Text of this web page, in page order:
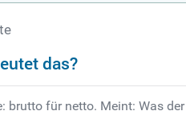
das?
brutto für netto. Meint: Was